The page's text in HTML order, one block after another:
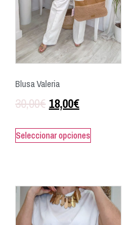
Blusa Valeria
30,00€ 18,00€
Seleccionar opciones